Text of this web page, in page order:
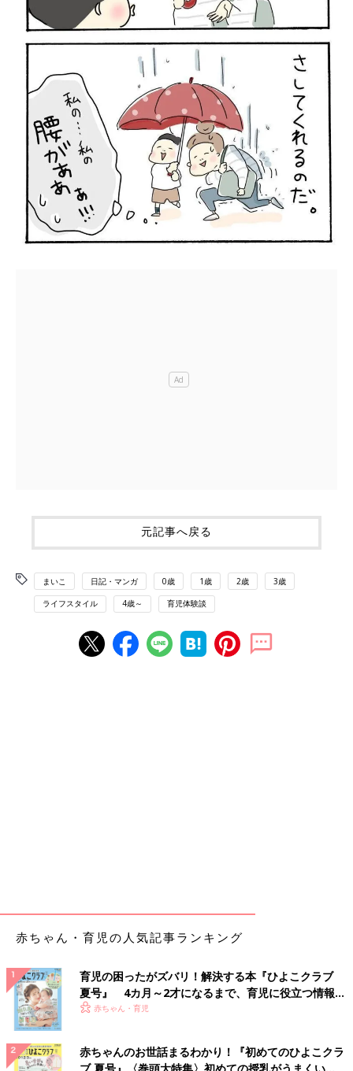
元記事へ戻る
まいこ 日記・マンガ 0歳 1歳 2歳 3歳
ライフスタイル 4歳～ 育児体験談
赤ちゃん・育児の人気記事ランキング
育児の困ったがズバリ！解決する本『ひよこクラブ
夏号』 4カ月～2才になるまで、育児に役立つ情報が
いっぱい！
赤ちゃん・育児
赤ちゃんのお世話まるわかり！『初めてのひよこクラ